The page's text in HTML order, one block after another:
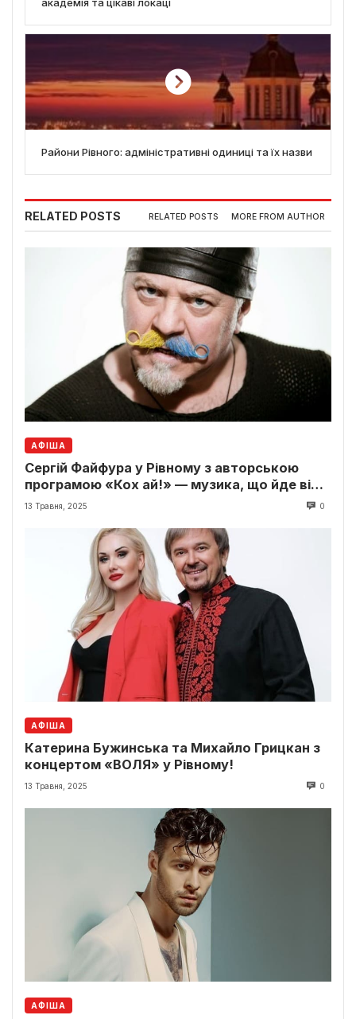
академія та цікаві локаці
Райони Рівного: адміністративні одиниці та їх назви
RELATED POSTS RELATED POSTS MORE FROM AUTHOR
АФІША
Сергій Файфура у Рівному з авторською
програмою «Кох ай!» — музика, що йде від
серця
13 Травня, 2025 0
АФІША
Катерина Бужинська та Михайло Грицкан з
концертом «ВОЛЯ» у Рівному!
13 Травня, 2025 0
АФІША